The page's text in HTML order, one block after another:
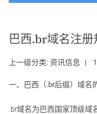
巴西.br域名注
上一级分类: 资讯信息
一、 巴西 （.br后缀）域名
.br域名为巴西国家顶级域